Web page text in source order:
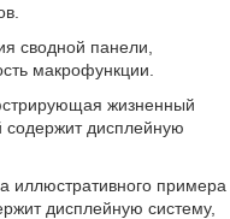
сводной панели,
макрофункции.
жизненный
содержит дисплейную
иллюстративного примера
дисплейную систему,